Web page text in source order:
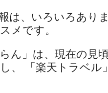
は、いろいろあり
メです。
らん」は、現在の見
、 「楽天トラベル